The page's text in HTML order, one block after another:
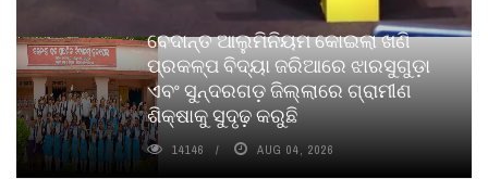
ବେଦାନ୍ତ ଆଲୁମିନିୟମ କୋଇଲା ଖଣି
ପ୍ରକଳ୍ପ ବିଦ୍ୟା ଜରିଆରେ ଝାରସୁଗୁଡ଼ା
ଏବଂ ସୁନ୍ଦରଗଡ଼ ଜିଲ୍ଲାରେ ଗ୍ରାମୀଣ
ଶିକ୍ଷାକୁ ସୁଦୃଢ଼ କରୁଛି
14146 AUG 04, 2026